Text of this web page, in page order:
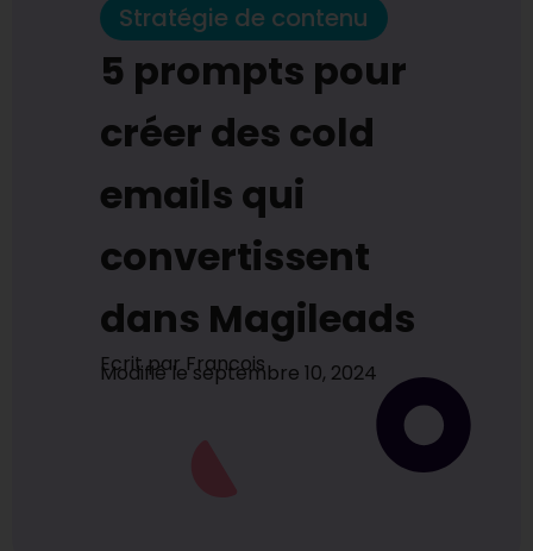
Stratégie de contenu
5 prompts pour
créer des cold
emails qui
convertissent
dans Magileads
Ecrit parFrancois
Modifié le septembre 10, 2024